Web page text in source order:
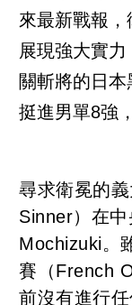
來最新戰報
展現強大實
關斬將的日本
挺進男單8強
尋求衛冕的
Sinner）在
Mochizuki。
賽（French
前沒有進行